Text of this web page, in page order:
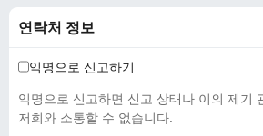
연락처 정보
익명으로 신고하기
익명으로 신고하면 신고 상태나 이의 제기
저희와 소통할 수 없습니다.